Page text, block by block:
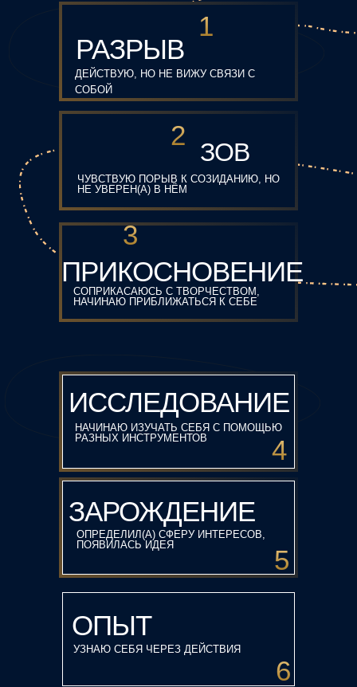
ДЕЙСТВУЮ, НО НЕ ВИЖУ СВЯЗИ С
СОБОЙ
РАЗРЫВ
ЗОВ
ЧУВСТВУЮ ПОРЫВ К СОЗИДАНИЮ, НО
НЕ УВЕРЕН(А) В НЁМ
ПРИКОСНОВЕНИЕ
СОПРИКАСАЮСЬ С ТВОРЧЕСТВОМ,
НАЧИНАЮ ПРИБЛИЖАТЬСЯ К СЕБЕ
1
2
3
ИССЛЕДОВАНИЕ
ЗАРОЖДЕНИЕ
ОПЫТ
НАЧИНАЮ ИЗУЧАТЬ СЕБЯ С ПОМОЩЬЮ
РАЗНЫХ ИНСТРУМЕНТОВ
ОПРЕДЕЛИЛ(А) СФЕРУ ИНТЕРЕСОВ,
ПОЯВИЛАСЬ ИДЕЯ
УЗНАЮ СЕБЯ ЧЕРЕЗ ДЕЙСТВИЯ
4
5
6
механизм
актуальная задача,
ОСЬ
понимание себя, ключевая
метафизическая задача